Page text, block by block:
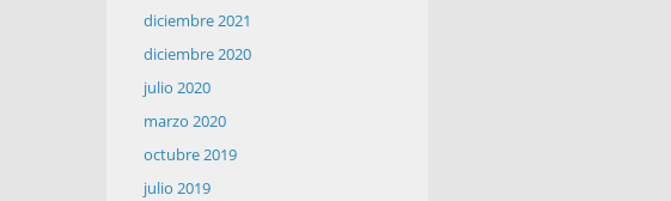
diciembre 2021
diciembre 2020
julio 2020
marzo 2020
octubre 2019
julio 2019